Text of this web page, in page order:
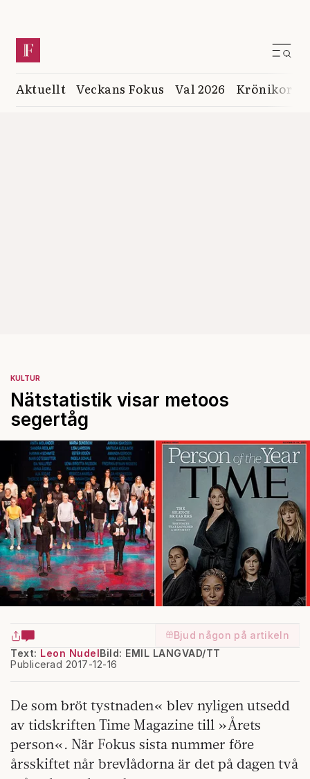
Aktuellt Veckans Fokus Val 2026 Krönikor
KULTUR
Nätstatistik visar metoos
segertåg
Bjud någon på artikeln
Text: Leon Nudel
Publicerad 2017-12-16
Bild: EMIL LANGVAD/TT
De som bröt tystnaden« blev nyligen utsedd
av tidskriften Time Magazine till »Årets
person«. När Fokus sista nummer före
årsskiftet når brevlådorna är det på dagen två